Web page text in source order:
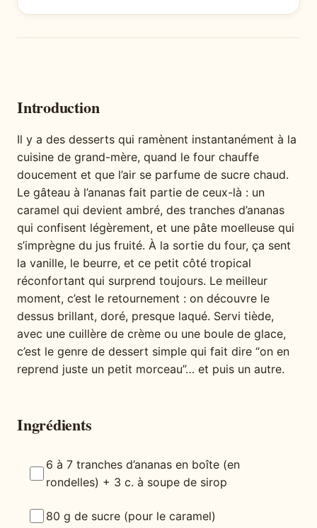
Introduction
Il y a des desserts qui ramènent instantanément à la
cuisine de grand-mère, quand le four chauffe
doucement et que l’air se parfume de sucre chaud.
Le gâteau à l’ananas fait partie de ceux-là : un
caramel qui devient ambré, des tranches d’ananas
qui confisent légèrement, et une pâte moelleuse qui
s’imprègne du jus fruité. À la sortie du four, ça sent
la vanille, le beurre, et ce petit côté tropical
réconfortant qui surprend toujours. Le meilleur
moment, c’est le retournement : on découvre le
dessus brillant, doré, presque laqué. Servi tiède,
avec une cuillère de crème ou une boule de glace,
c’est le genre de dessert simple qui fait dire “on en
reprend juste un petit morceau”… et puis un autre.
Ingrédients
6 à 7 tranches d’ananas en boîte (en
rondelles) + 3 c. à soupe de sirop
80 g de sucre (pour le caramel)